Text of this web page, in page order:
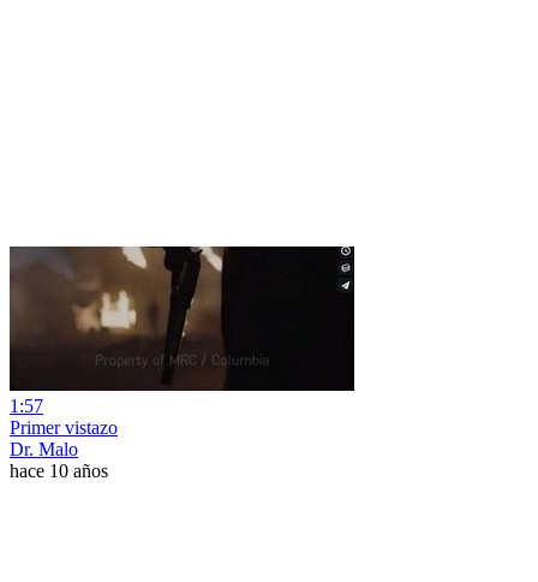
1:57
Primer vistazo
Dr. Malo
hace 10 años